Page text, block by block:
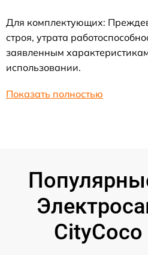
Для комплектующих:
строя, утрата
заявленным
использовании.
Показать полностью
CityCoco